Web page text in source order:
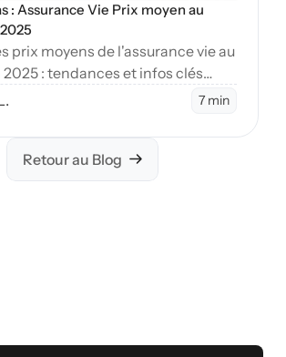
: Assurance Vie Prix moyen au
prix moyens de l'assurance vie au
: tendances et infos clés
votre avenir financier de
7 min
Retour au Blog